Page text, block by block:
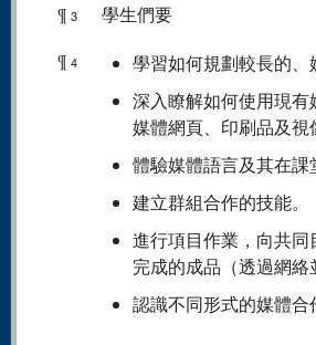
¶ 3
學生們要
¶ 4
學習如何規劃較長的、
深入瞭解如何使用現
媒體網頁、印刷品及視
體驗媒體語言及其在課
建立群組合作的技能。
進行項目作業，向共
完成的成品（透過網
認識不同形式的媒體